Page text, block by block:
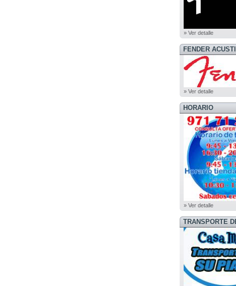
» Ver detalle
FENDER
» Ver detalle
HORARIO
» Ver detalle
TRANSPORTE